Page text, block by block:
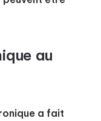
au
a fait